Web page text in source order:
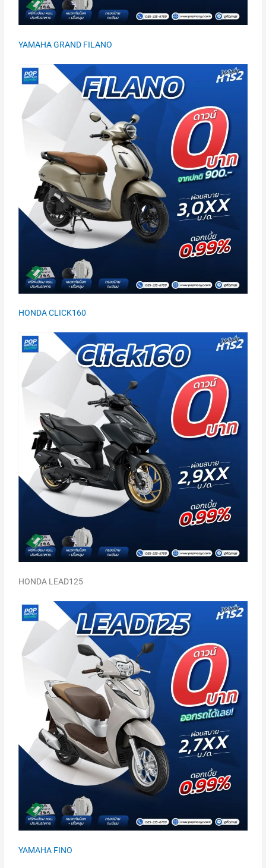
YAMAHA GRAND FILANO
HONDA CLICK160
HONDA LEAD125
YAMAHA FINO